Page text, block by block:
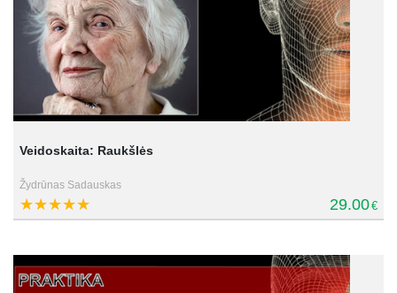
Veidoskaita: Raukšlės
Žydrūnas Sadauskas
29.00€